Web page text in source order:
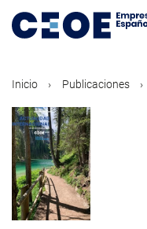
contenido
Inicio Publicaciones